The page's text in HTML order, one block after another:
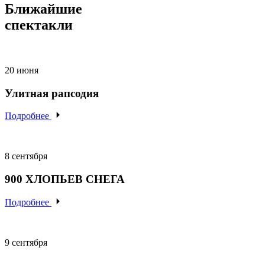
Ближайшие
спектакли
20 июня
Улитная рапсодия
Подробнее
8 сентября
900 ХЛОПЬЕВ СНЕГА
Подробнее
9 сентября